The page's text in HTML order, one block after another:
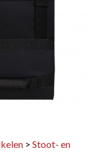
>Stoot- en